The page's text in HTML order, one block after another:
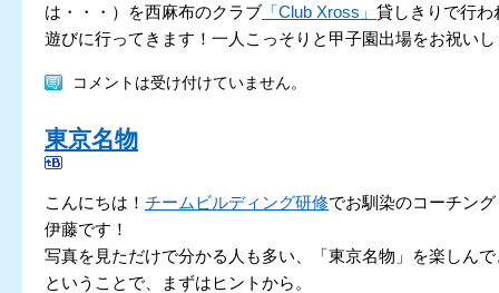
は・・・）を西麻布のクラブ 「Club Xross」 貸しきりで行わ
遊びに行ってきます！一人こっそりと甲子園出場をお祝い
コメントは受け付けていません。
東京名物
こんにちは！ チームビルディング研修でお馴染のコーチン
伊藤です！
写真を見ただけで分かる人も多い、「東京名物」を楽しん
ということで、まずはヒントから。